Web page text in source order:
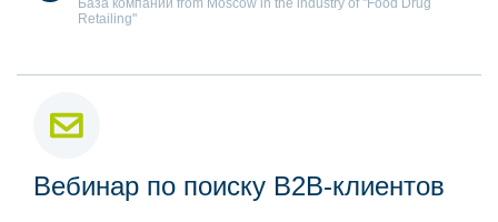
База компаний from Moscow in the industry of "Food Drug
Retailing"
Вебинар по поиску B2B-клиентов